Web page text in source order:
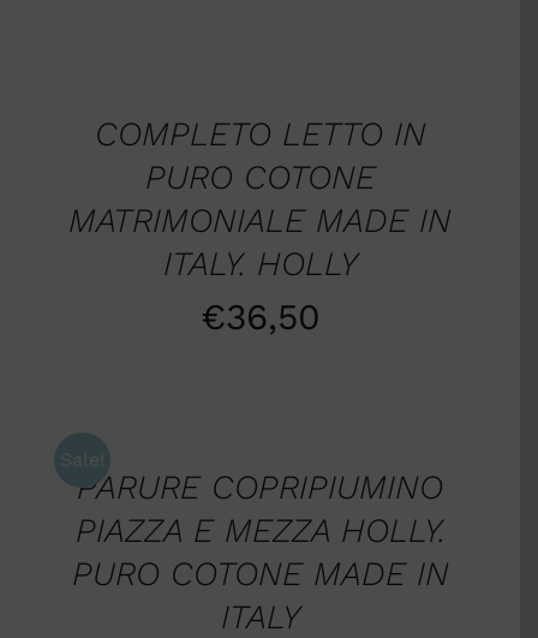
DETTAGLICOMPLETO LETTO IN
PURO COTONE
MATRIMONIALE MADE IN
ITALY. HOLLY
€36,50
Sale!
CARRELLO
/
DETTAGLIPARURE COPRIPIUMINO
PIAZZA E MEZZA HOLLY.
PURO COTONE MADE IN
ITALY